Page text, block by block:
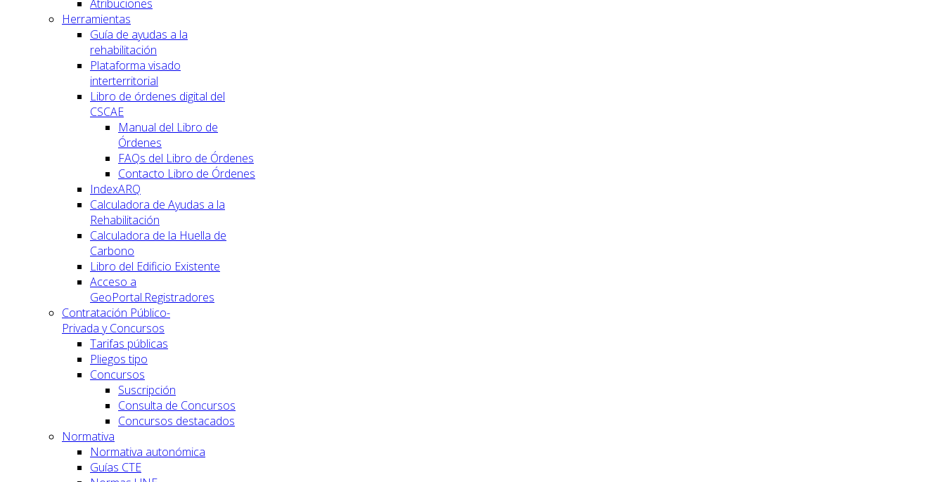
Atribuciones
Herramientas
Guía de ayudas a la
rehabilitación
Plataforma visado
interterritorial
Libro de órdenes digital del
CSCAE
Manual del Libro de
Órdenes
FAQs del Libro de Órdenes
Contacto Libro de Órdenes
IndexARQ
Calculadora de Ayudas a la
Rehabilitación
Calculadora de la Huella de
Carbono
Libro del Edificio Existente
Acceso a
GeoPortal.Registradores
Contratación Público-
Privada y Concursos
Tarifas públicas
Pliegos tipo
Concursos
Suscripción
Consulta de Concursos
Concursos destacados
Normativa
Normativa autonómica
Guías CTE